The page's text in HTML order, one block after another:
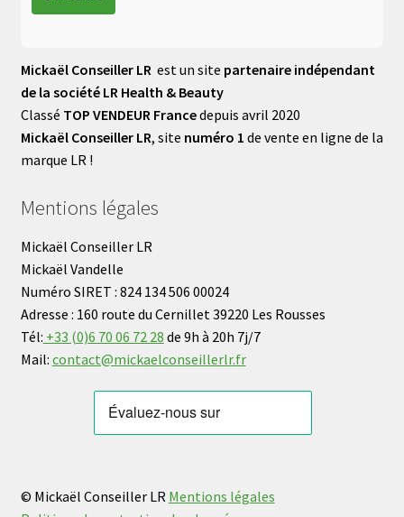
Mickaël Conseiller LR est un site partenaire indépendant
de la société LR Health & Beauty
Classé TOP VENDEUR Francedepuis avril 2020
Mickaël Conseiller LR, site numéro 1 de vente en ligne de la
marque LR !
Mentions légales
Mickaël Conseiller LR
Mickaël Vandelle
Numéro SIRET : 824 134 506 00024
Adresse : 160 route du Cernillet 39220 Les Rousses
Tél: +33 (0)6 70 06 72 28 de 9h à 20h 7j/7
Mail: contact@mickaelconseillerlr.fr
© Mickaël Conseiller LR Mentions légales